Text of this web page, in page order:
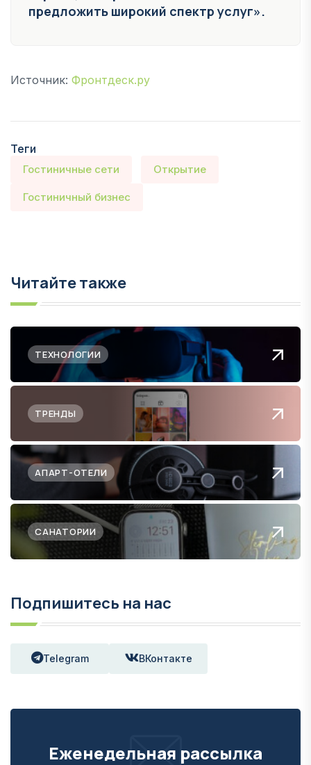
предложить широкий спектр услуг».
Источник: Фронтдеск.ру
Теги
Гостиничные сети Открытие
Гостиничный бизнес
Читайте также
ТЕХНОЛОГИИ
ТРЕНДЫ
АПАРТ-ОТЕЛИ
САНАТОРИИ
Подпишитесь на нас
Telegram ВКонтакте
Еженедельная рассылка